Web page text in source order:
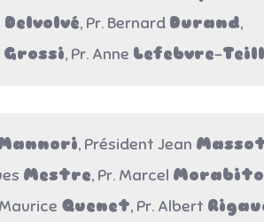
Delvolvé, Pr. Bernard Durand,
Grossi, Pr. Anne Lefebvre–
, Président Jean
Mestre, Pr. Marcel Morabito
Quenet, Pr. Albert